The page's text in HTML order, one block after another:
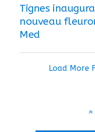
Tignes
nouveau
Med
Load More